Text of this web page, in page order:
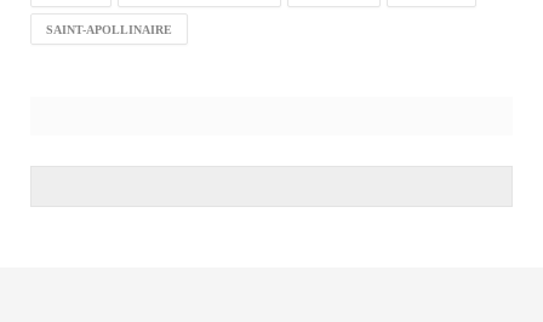
SAINT-APOLLINAIRE